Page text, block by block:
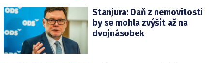
Stanjura: Daň z nemovitosti
by se mohla zvýšit až na
dvojnásobek